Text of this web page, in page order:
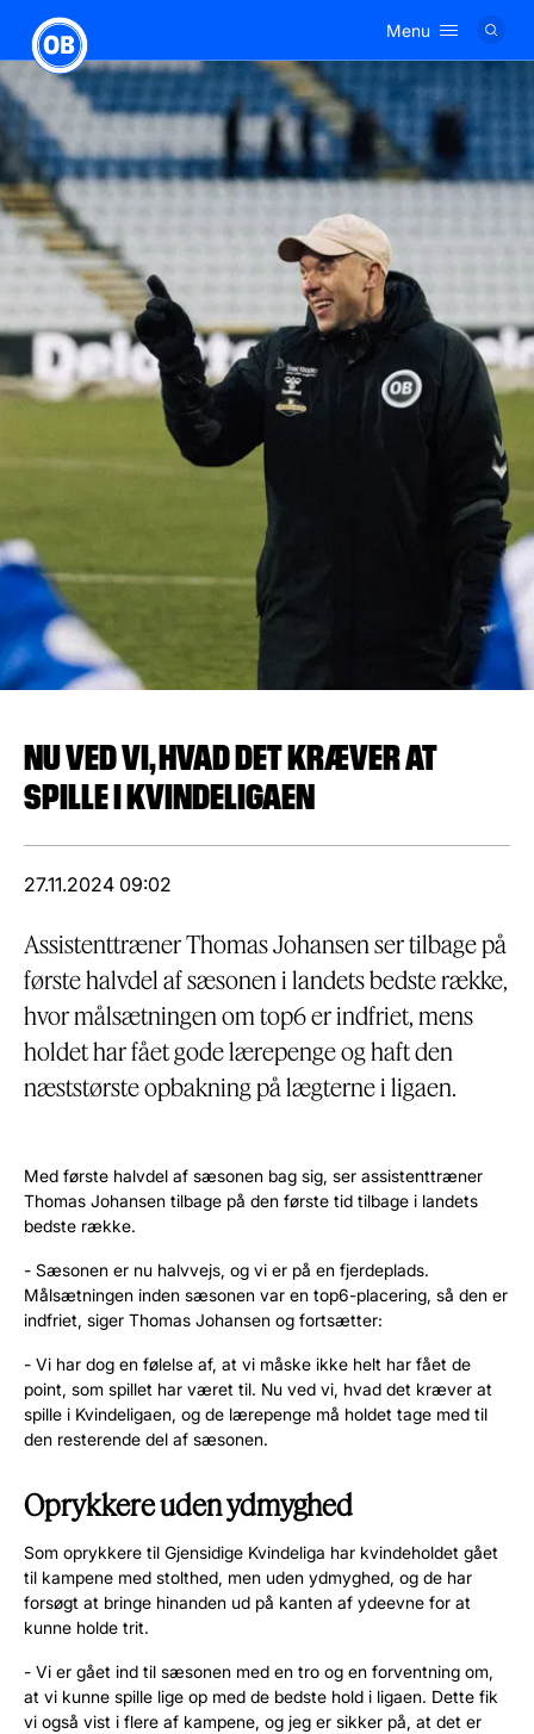
Logo
Menu
NU VED VI, HVAD DET KRÆVER AT
SPILLE I KVINDELIGAEN
27.11.2024 09:02
Assistenttræner Thomas Johansen ser tilbage på
første halvdel af sæsonen i landets bedste række,
hvor målsætningen om top6 er indfriet, mens
holdet har fået gode lærepenge og haft den
næststørste opbakning på lægterne i ligaen.
Med første halvdel af sæsonen bag sig, ser assistenttræner
Thomas Johansen tilbage på den første tid tilbage i landets
bedste række.
- Sæsonen er nu halvvejs, og vi er på en fjerdeplads.
Målsætningen inden sæsonen var en top6-placering, så den er
indfriet, siger Thomas Johansen og fortsætter:
- Vi har dog en følelse af, at vi måske ikke helt har fået de
point, som spillet har været til. Nu ved vi, hvad det kræver at
spille i Kvindeligaen, og de lærepenge må holdet tage med til
den resterende del af sæsonen.
Oprykkere uden ydmyghed
Som oprykkere til Gjensidige Kvindeliga har kvindeholdet gået
til kampene med stolthed, men uden ydmyghed, og de har
forsøgt at bringe hinanden ud på kanten af ydeevne for at
kunne holde trit.
- Vi er gået ind til sæsonen med en tro og en forventning om,
at vi kunne spille lige op med de bedste hold i ligaen. Dette fik
vi også vist i flere af kampene, og jeg er sikker på, at det er